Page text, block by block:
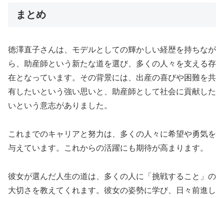
まとめ
徳澤直子さんは、モデルとしての輝かしい経歴を持ちなが
ら、助産師という新たな道を選び、多くの人々を支える存
在となっています。その背景には、出産の喜びや困難を共
有したいという強い思いと、助産師として社会に貢献した
いという意志がありました。
これまでのキャリアと努力は、多くの人々に希望や勇気を
与えています。これからの活躍にも期待が高まります。
彼女が選んだ人生の道は、多くの人に「挑戦すること」の
大切さを教えてくれます。彼女の姿勢に学び、日々前進し